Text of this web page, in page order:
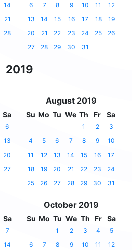
14
21
28
6
7 8 9 10 11
12
13
14 15 16 17 18
19
20
21 22 23 24 25
26
27
28 29 30 31
2019
Sa
6
13
20
27
August 2019
Su Mo Tu We Th Fr Sa
1 2
3
4
5 6 7 8 9
10
11
12 13 14 15 16
17
18
19 20 21 22 23
24
25
26 27 28 29 30 31
Sa
7
14
October 2019
Su Mo Tu We Th Fr Sa
1 2 3 4
5
6
7 8 9 10 11
12